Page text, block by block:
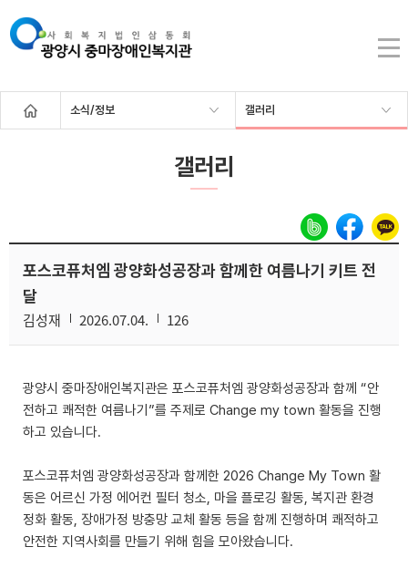
소식/정보 갤러리
갤러리
포스코퓨처엠 광양화성공장과 함께한 여름나기 키트 전
달
김성재 2026.07.04. 126
광양시 중마장애인복지관은 포스코퓨처엠 광양화성공장과 함께 “안
전하고 쾌적한 여름나기”를 주제로 Change my town 활동을 진행
하고 있습니다.
포스코퓨처엠 광양화성공장과 함께한 2026 Change My Town 활
동은 어르신 가정 에어컨 필터 청소, 마을 플로깅 활동, 복지관 환경
정화 활동, 장애가정 방충망 교체 활동 등을 함께 진행하며 쾌적하고
안전한 지역사회를 만들기 위해 힘을 모아왔습니다.